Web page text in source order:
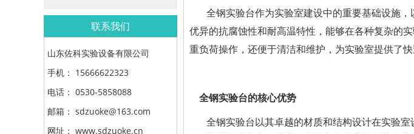
联系我们
山东佐科实验设备有限公司
手机： 15666622323
电话： 0530-5858088
邮箱： sdzuoke@163.com
网址： www.sdzuoke.cn
全钢实验台作为实验室建设中的重要基础设施
优异的抗腐蚀性和耐高温特性，能够在各种复杂的
重负荷操作，还便于清洁和维护，为实验室提供了快
全钢实验台的核心优势
全钢实验台以其卓越的材质和结构设计在实验